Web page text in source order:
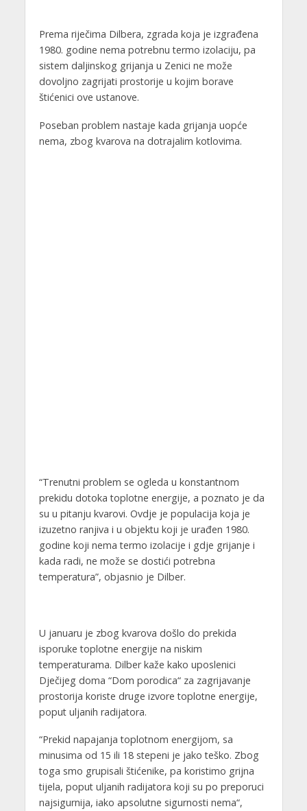
Prema riječima Dilbera, zgrada koja je izgrađena
1980. godine nema potrebnu termo izolaciju, pa
sistem daljinskog grijanja u Zenici ne može
dovoljno zagrijati prostorije u kojim borave
štićenici ove ustanove.
Poseban problem nastaje kada grijanja uopće
nema, zbog kvarova na dotrajalim kotlovima.
“Trenutni problem se ogleda u konstantnom
prekidu dotoka toplotne energije, a poznato je da
su u pitanju kvarovi. Ovdje je populacija koja je
izuzetno ranjiva i u objektu koji je urađen 1980.
godine koji nema termo izolacije i gdje grijanje i
kada radi, ne može se dostići potrebna
temperatura”, objasnio je Dilber.
U januaru je zbog kvarova došlo do prekida
isporuke toplotne energije na niskim
temperaturama. Dilber kaže kako uposlenici
Dječijeg doma “Dom porodica“ za zagrijavanje
prostorija koriste druge izvore toplotne energije,
poput uljanih radijatora.
“Prekid napajanja toplotnom energijom, sa
minusima od 15 ili 18 stepeni je jako teško. Zbog
toga smo grupisali štićenike, pa koristimo grijna
tijela, poput uljanih radijatora koji su po preporuci
najsigurnija, iako apsolutne sigurnosti nema“,